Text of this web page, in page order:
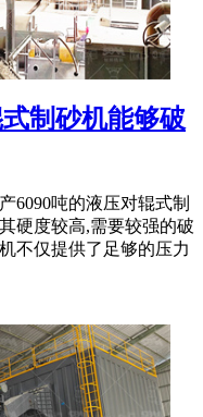
制砂机能够破
6090吨的液压对辊式制
硬度较高,需要较强的破
不仅提供了足够的压力